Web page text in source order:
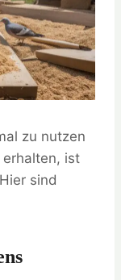
zu nutzen
ist
sind